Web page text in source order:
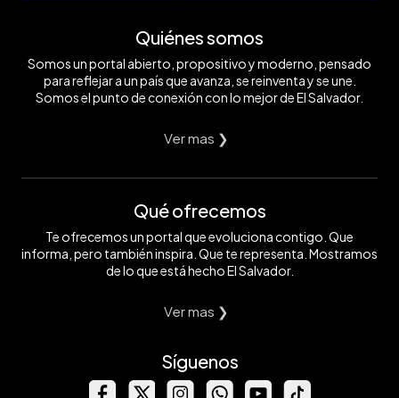
Quiénes somos
Somos un portal abierto, propositivo y moderno, pensado
para reflejar a un país que avanza, se reinventa y se une.
Somos el punto de conexión con lo mejor de El Salvador.
Ver mas ❯
Qué ofrecemos
Te ofrecemos un portal que evoluciona contigo. Que
informa, pero también inspira. Que te representa. Mostramos
de lo que está hecho El Salvador.
Ver mas ❯
Síguenos